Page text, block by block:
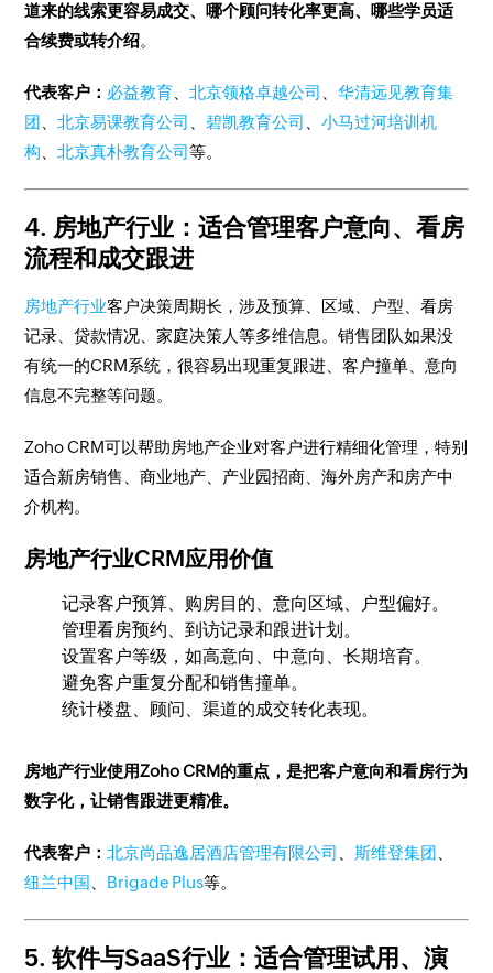
道来的线索更容易成交、哪个顾问转化率更高、哪些学员适
合续费或转介绍。
代表客户： 必益教育 、北京领格卓越公司 、华清远见教育集
团 、北京易课教育公司 、碧凯教育公司 、小马过河培训机
构 、北京真朴教育公司等。
4. 房地产行业：适合管理客户意向、看房
流程和成交跟进
房地产行业客户决策周期长，涉及预算、区域、户型、看房
记录、贷款情况、家庭决策人等多维信息。销售团队如果没
有统一的CRM系统，很容易出现重复跟进、客户撞单、意向
信息不完整等问题。
Zoho CRM可以帮助房地产企业对客户进行精细化管理，特别
适合新房销售、商业地产、产业园招商、海外房产和房产中
介机构。
房地产行业CRM应用价值
记录客户预算、购房目的、意向区域、户型偏好。
管理看房预约、到访记录和跟进计划。
设置客户等级，如高意向、中意向、长期培育。
避免客户重复分配和销售撞单。
统计楼盘、顾问、渠道的成交转化表现。
房地产行业使用Zoho CRM的重点，是把客户意向和看房行为
数字化，让销售跟进更精准。
代表客户：北京尚品逸居酒店管理有限公司 、斯维登集团
纽兰中国
Brigade Plus等。
5. 软件与SaaS行业：适合管理试用、演